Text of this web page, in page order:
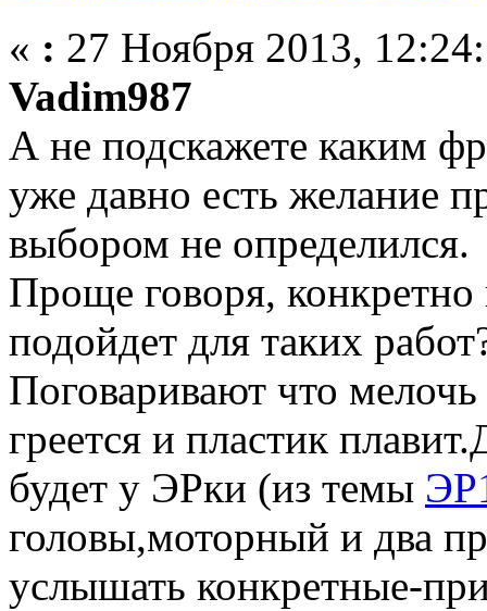
« : 27 Ноября 2013,
Vadim987
А не подскажете каким
уже давно есть желание
выбором не определился.
Проще говоря,
подойдет для таких
Поговаривают что
греется и пластик
будет у ЭРки (из темы
головы,моторный и два
услышать конкретные-